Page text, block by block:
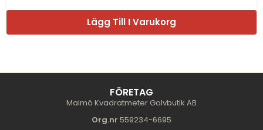
Lägg Till I Varukorg
FÖRETAG
Malmö Kvadratmeter Golvbutik AB
Org.nr 559234-6695